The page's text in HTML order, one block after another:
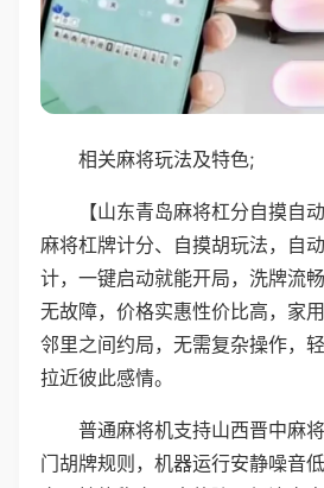
相关麻将玩法及特色;
【山东青岛麻将杠分自摸自
麻将杠牌计分、自摸胡玩法，自
计，一键启动就能开局，洗牌流
无故障，价格实惠性价比高，家
邻里之间约局，无需复杂操作，
拉近彼此感情。
普通麻将机支持山西晋中麻
门胡牌规则，机器运行安静噪音